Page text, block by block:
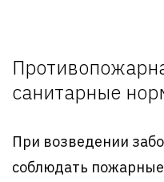
санитарные
При возведении
соблюдать